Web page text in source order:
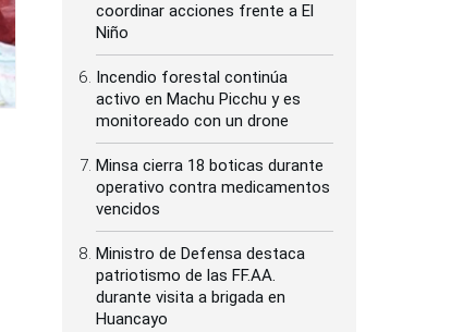
coordinar acciones frente a El
Niño
Incendio forestal continúa
activo en Machu Picchu y es
monitoreado con un drone
Minsa cierra 18 boticas durante
operativo contra medicamentos
vencidos
Ministro de Defensa destaca
patriotismo de las FF.AA.
durante visita a brigada en
Huancayo